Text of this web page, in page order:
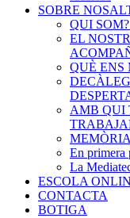
SOBRE
QUI
EL
QUÈ ENS
AMB QUI
En primera
La
ESCOLA
CONTACTA
BOTIGA